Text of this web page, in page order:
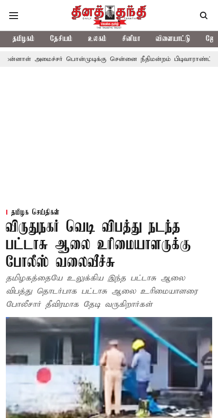
தமிழகம் தேசியம் உலகம் சினிமா விளையாட்டு
பொன்முடிக்கு சென்னை நீதிமன்றம் பிடிவாராண்ட்
தமிழக செய்திகள்
விருதுநகர் வெடி விபத்து நடந்த
பட்டாசு ஆலை உரிமையாளருக்கு
போலீஸ் வலைவீச்சு
தமிழகத்தையே உலுக்கிய இந்த பட்டாசு ஆலை
விபத்து தொடர்பாக பட்டாசு ஆலை உரிமையாளரை
போலீசார் தீவிரமாக தேடி வருகிறார்கள்